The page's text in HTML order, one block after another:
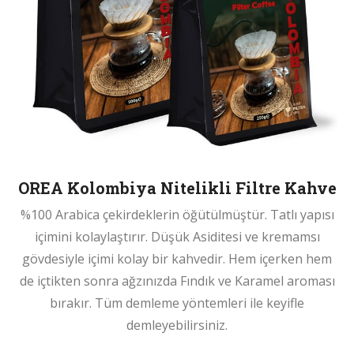
OREA Kolombiya Nitelikli Filtre Kahve
%100 Arabica çekirdeklerin öğütülmüştür. Tatlı yapısı
içimini kolaylaştırır. Düşük Asiditesi ve kremamsı
gövdesiyle içimi kolay bir kahvedir. Hem içerken hem
de içtikten sonra ağzınızda Fındık ve Karamel aroması
bırakır. Tüm demleme yöntemleri ile keyifle
demleyebilirsiniz.